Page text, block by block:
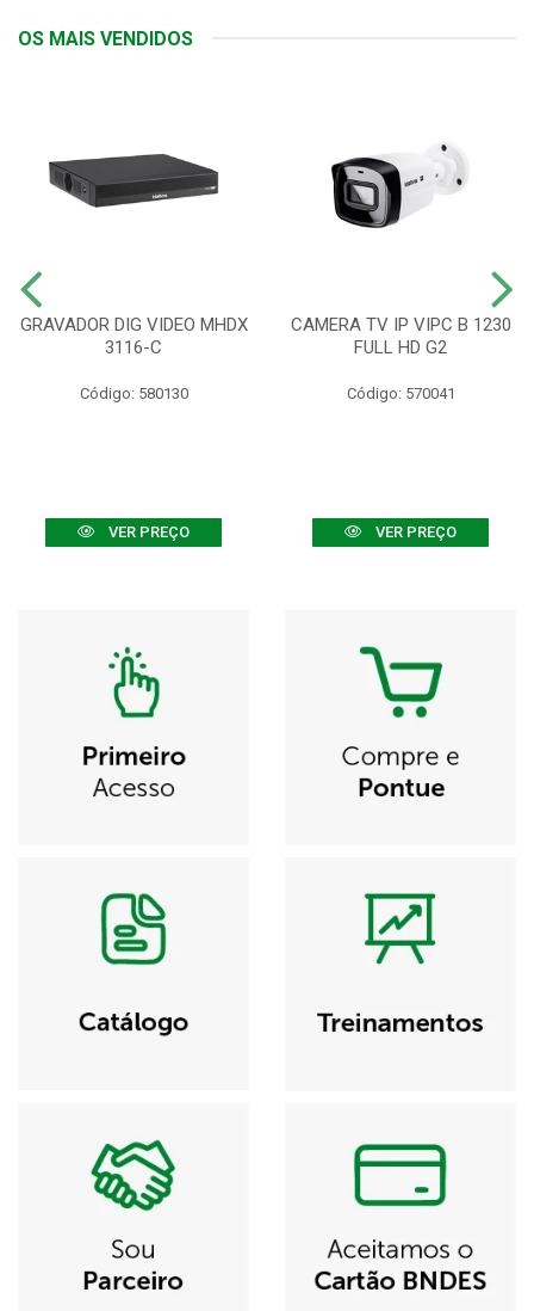
OS MAIS VENDIDOS
GRAVADOR DIG VIDEO MHDX
3116-C
Código: 580130
VER PREÇO
CAMERA TV IP VIPC B 1230
FULL HD G2
Código: 570041
VER PREÇO